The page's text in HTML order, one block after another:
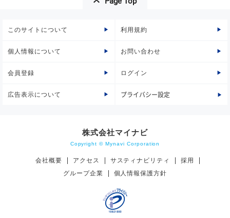
このサイトについて 利用規約
個人情報について お問い合わせ
会員登録 ログイン
広告表示について プライバシー設定
株式会社マイナビ
Copyright © Mynavi Corporation
会社概要 アクセス サスティナビリティ
採用
グループ企業
個人情報保護方針